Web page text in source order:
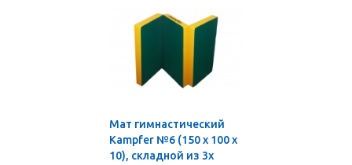
Мат гимнастический
Kampfer №6 (150 х 100 х
10), складной из 3х